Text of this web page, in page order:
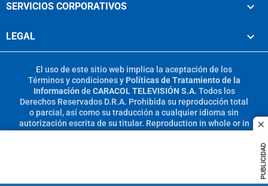
PUBLICIDAD
SERVICIOS CORPORATIVOS
LEGAL
El uso de este sitio web implica la aceptación de los
Términos y condicionesy Políticas de Tratamiento de la
Información de CARACOL TELEVISIÓN S.A. Todos los
Derechos Reservados D.R.A. Prohibida su reproducción total
o parcial, así como su traducción a cualquier idioma sin
autorización escrita de su titular. Reproduction in whole or in